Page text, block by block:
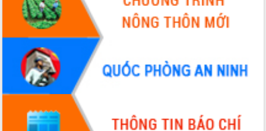
Khơi thông điểm nghẽn, đẩy nhanh
giải ngân vốn khắc phục thiên tai
HĐND tỉnh thông qua điều chỉnh Quy
hoạch tỉnh thời kỳ 2021-2030
Hội thảo góp ý hồ sơ điều chỉnh quy
hoạch tỉnh Đắk Lắk thời kỳ 2021-2030,
tầm nhìn đến năm 2050
Nâng cao hiệu quả hoạt động của các
doanh nghiệp nhà nước